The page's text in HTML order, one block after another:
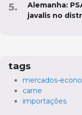
Alemanha:
javalis no
tags
mercados-
carne
importações